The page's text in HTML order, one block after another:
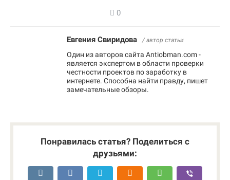
0
Евгения Свиридова / автор статьи
Один из авторов сайта Antiobman.com -
является экспертом в области проверки
честности проектов по заработку в
интернете. Способна найти правду, пишет
замечательные обзоры.
Понравилась статья? Поделиться с
друзьями: